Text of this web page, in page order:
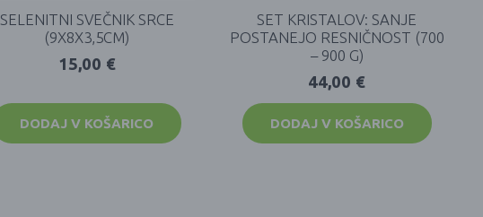
SELENITNI SVEČNIK SRCE
(9X8X3,5CM)
15,00 €
DODAJ V KOŠARICO
SET KRISTALOV: SANJE
POSTANEJO RESNIČNOST (700
– 900 G)
44,00 €
DODAJ V KOŠARICO